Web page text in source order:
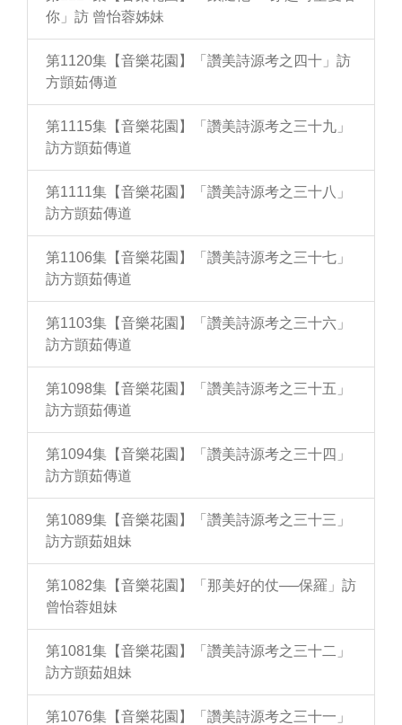
你」訪 曾怡蓉姊妹
第1120集【音樂花園】「讚美詩源考之四十」訪
方顗茹傳道
第1115集【音樂花園】「讚美詩源考之三十九」
訪方顗茹傳道
第1111集【音樂花園】「讚美詩源考之三十八」
訪方顗茹傳道
第1106集【音樂花園】「讚美詩源考之三十七」
訪方顗茹傳道
第1103集【音樂花園】「讚美詩源考之三十六」
訪方顗茹傳道
第1098集【音樂花園】「讚美詩源考之三十五」
訪方顗茹傳道
第1094集【音樂花園】「讚美詩源考之三十四」
訪方顗茹傳道
第1089集【音樂花園】「讚美詩源考之三十三」
訪方顗茹姐妹
第1082集【音樂花園】「那美好的仗──保羅」訪
曾怡蓉姐妹
第1081集【音樂花園】「讚美詩源考之三十二」
訪方顗茹姐妹
第1076集【音樂花園】「讚美詩源考之三十一」